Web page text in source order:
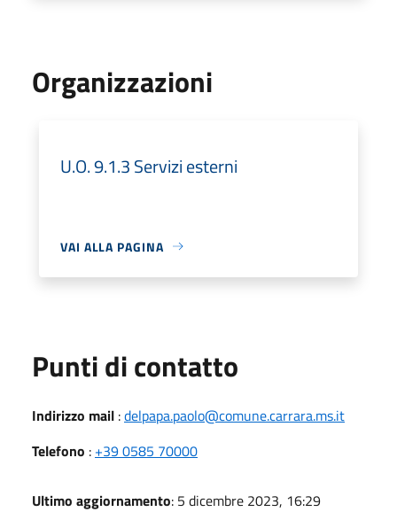
Organizzazioni
U.O. 9.1.3 Servizi esterni
VAI ALLA PAGINA
Punti di contatto
Indirizzo mail :delpapa.paolo@comune.carrara.ms.it
Telefono : +39 0585 70000
Ultimo aggiornamento: 5 dicembre 2023, 16:29